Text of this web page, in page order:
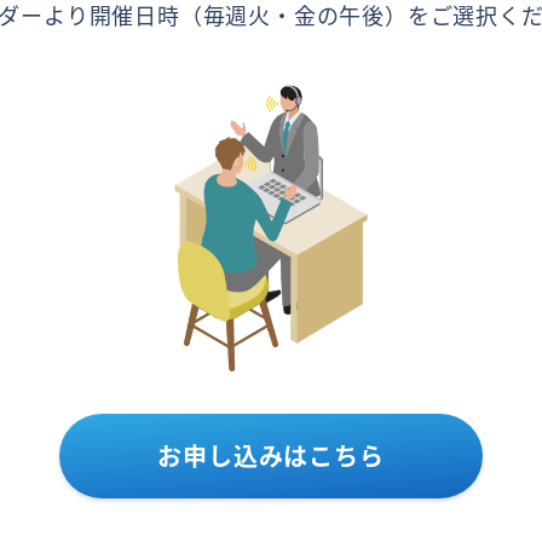
ーより開催日時（毎週火・金の午後）をご選択く
お申し込みはこちら